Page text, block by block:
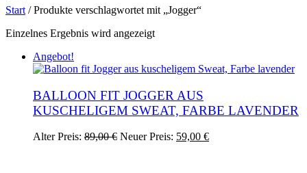
Start / Produkte verschlagwortet mit „Jogger“
Einzelnes Ergebnis wird angezeigt
Angebot!
BALLOON FIT JOGGER AUS
KUSCHELIGEM SWEAT, FARBE LAVENDER
Alter Preis: 89,00€ Ursprünglicher
Neuer Preis: 59,00 €Aktueller
Dieses